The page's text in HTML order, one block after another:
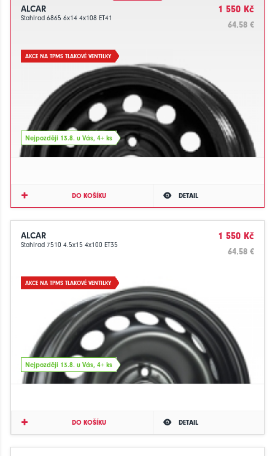
ALCAR
Stahlrad 6865 6x14 4x108 ET41
1 550 Kč
64.58 €
AKCE NA TPMS TLAKOVÉ VENTILKY
Nejpozději 13.8. u Vás, 4+ ks
DO KOŠÍKU DETAIL
ALCAR
Stahlrad 7510 4.5x15 4x100 ET35
1 550 Kč
64.58 €
AKCE NA TPMS TLAKOVÉ VENTILKY
Nejpozději 13.8. u Vás, 4+ ks
DO KOŠÍKU DETAIL